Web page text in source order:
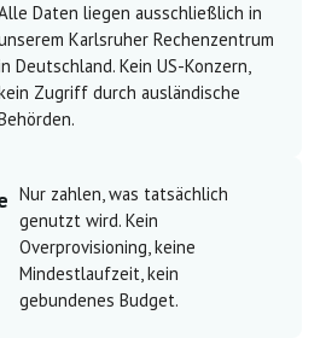
Daten liegen ausschließlich in
Karlsruher Rechenzentrum
Deutschland. Kein US-Konzern,
Zugriff durch ausländische
Nur zahlen, was tatsächlich
genutzt wird. Kein
Overprovisioning, keine
Mindestlaufzeit, kein
gebundenes Budget.